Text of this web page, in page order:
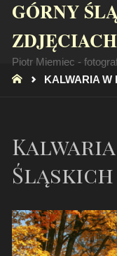
GÓRNY
ZDJĘCIACH
Piotr Miemiec -
STRONA
KALWARIA W
Śląskich